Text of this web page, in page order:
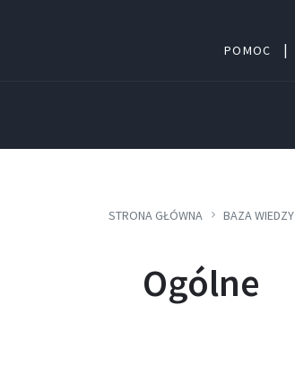
POMOC
STRONA GŁÓWNA BAZA WIEDZY
Ogólne